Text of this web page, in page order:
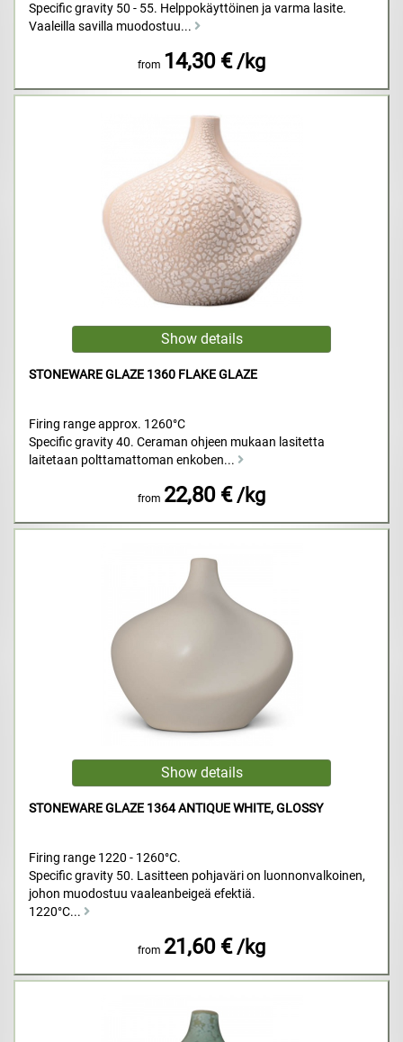
Specific gravity 50 - 55. Helppokäyttöinen ja varma lasite.
Vaaleilla savilla muodostuu...
from 14,30 € /kg
STONEWARE GLAZE 1360 FLAKE GLAZE
Firing range approx. 1260°C
Specific gravity 40. Ceraman ohjeen mukaan lasitetta
laitetaan polttamattoman enkoben...
from 22,80 € /kg
STONEWARE GLAZE 1364 ANTIQUE WHITE, GLOSSY
Firing range 1220 - 1260°C.
Specific gravity 50. Lasitteen pohjaväri on luonnonvalkoinen,
johon muodostuu vaaleanbeigeä efektiä.
1220°C...
from 21,60 € /kg